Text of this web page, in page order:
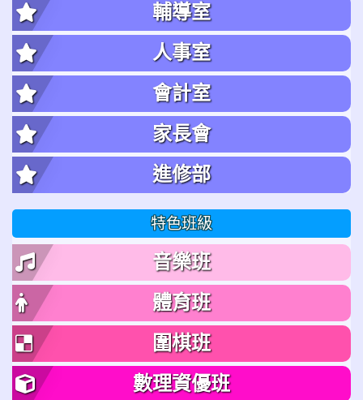
輔導室
人事室
會計室
家長會
進修部
特色班級
音樂班
體育班
圍棋班
數理資優班